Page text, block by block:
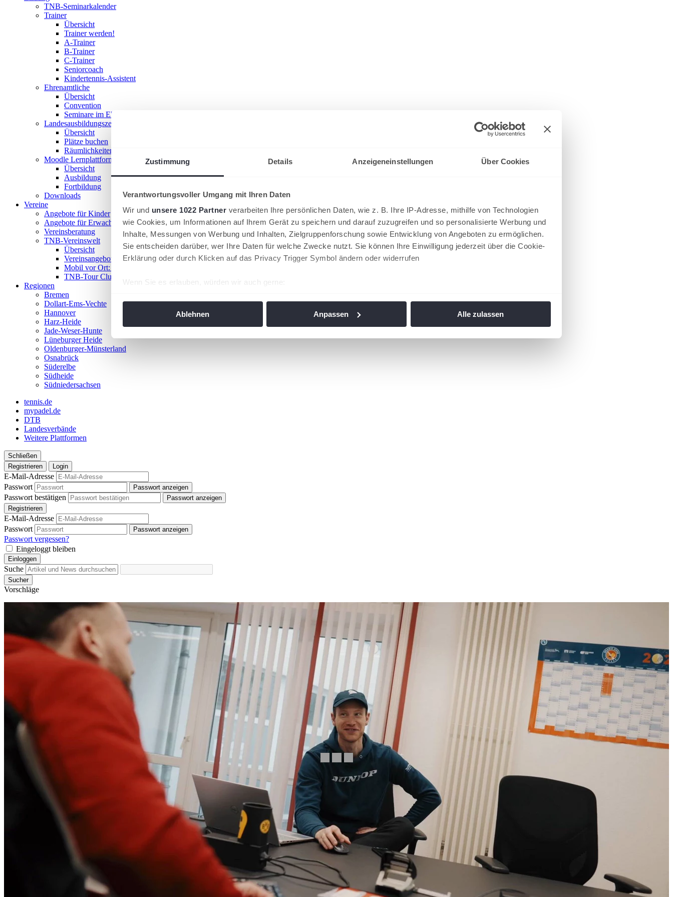
Zustimmung Details Anzeigeneinstellungen Über Cookies
Verantwortungsvoller Umgang mit Ihren Daten
Wir und unsere 1022 Partner verarbeiten Ihre persönlichen Daten, wie z. B. Ihre IP-Adresse, mithilfe von Technologien
wie Cookies, um Informationen auf Ihrem Gerät zu speichern und darauf zuzugreifen und so personalisierte Werbung und
Inhalte, Messungen von Werbung und Inhalten, Zielgruppenforschung sowie Entwicklung von Angeboten zu ermöglichen.
Sie entscheiden darüber, wer Ihre Daten für welche Zwecke nutzt. Sie können Ihre Einwilligung jederzeit über die Cookie-
Erklärung oder durch Klicken auf das Privacy Trigger Symbol ändern oder widerrufen
Wenn Sie es erlauben, würden wir auch gerne:
Ablehnen Anpassen Alle zulassen
TNB-Seminarkalender
Trainer
Übersicht
Trainer werden!
A-Trainer
B-Trainer
C-Trainer
Seniorcoach
Kindertennis-Assistent
Ehrenamtliche
Übersicht
Convention
Seminare im Ehrenamt
Landesausbildungszentrum
Übersicht
Plätze buchen
Räumlichkeiten nutzen
Moodle Lernplattform
Übersicht
Ausbildung
Fortbildung
Downloads
Vereine
Angebote für Kinder
Angebote für Erwachsene
Vereinsberatung
TNB-Vereinswelt
Übersicht
Vereinsangebote
Mobil vor Ort: Das TNB-Mobil
TNB-Tour Clubs
Regionen
Bremen
Dollart-Ems-Vechte
Hannover
Harz-Heide
Jade-Weser-Hunte
Lüneburger Heide
Oldenburger-Münsterland
Osnabrück
Süderelbe
Südheide
Südniedersachsen
tennis.de
mypadel.de
DTB
Landesverbände
Weitere Plattformen
Schließen
Registrieren
Login
E-Mail-Adresse
Passwort
Passwort anzeigen
Passwort bestätigen
Passwort anzeigen
Registrieren
E-Mail-Adresse
Passwort
Passwort anzeigen
Passwort vergessen?
Eingeloggt bleiben
Einloggen
Suche
Sucher
Vorschläge